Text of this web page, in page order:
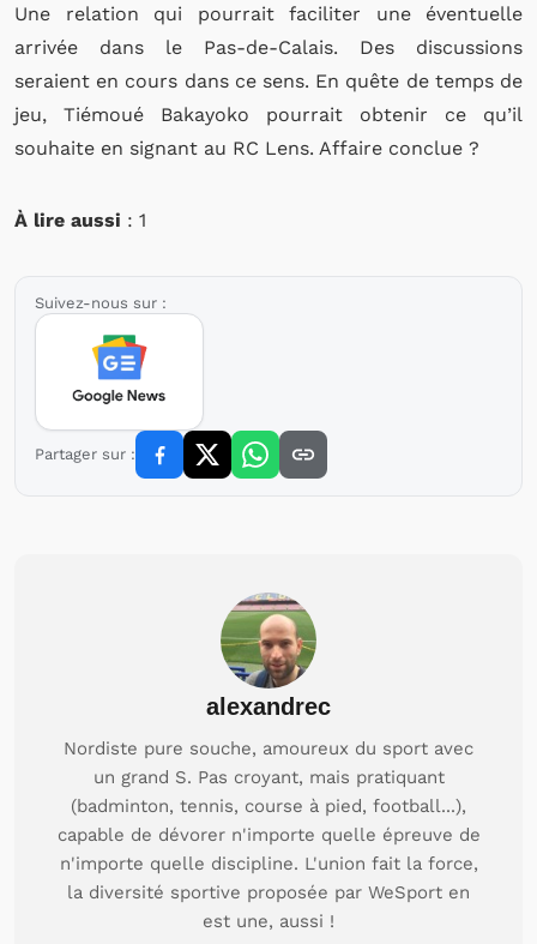
Une relation qui pourrait faciliter une éventuelle
arrivée dans le Pas-de-Calais. Des discussions
seraient en cours dans ce sens. En quête de temps de
jeu, Tiémoué Bakayoko pourrait obtenir ce qu’il
souhaite en signant au RC Lens. Affaire conclue ?
À lire aussi : 1
Suivez-nous sur :
Partager sur :
alexandrec
Nordiste pure souche, amoureux du sport avec
un grand S. Pas croyant, mais pratiquant
(badminton, tennis, course à pied, football...),
capable de dévorer n'importe quelle épreuve de
n'importe quelle discipline. L'union fait la force,
la diversité sportive proposée par WeSport en
est une, aussi !